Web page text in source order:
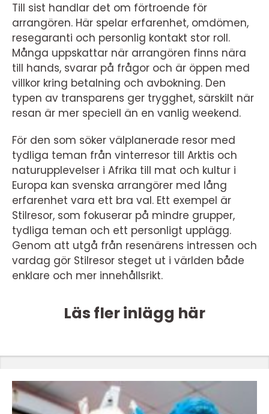
Till sist handlar det om förtroende för
arrangören. Här spelar erfarenhet, omdömen,
resegaranti och personlig kontakt stor roll.
Många uppskattar när arrangören finns nära
till hands, svarar på frågor och är öppen med
villkor kring betalning och avbokning. Den
typen av transparens ger trygghet, särskilt när
resan är mer speciell än en vanlig weekend.
För den som söker välplanerade resor med
tydliga teman från vinterresor till Arktis och
naturupplevelser i Afrika till mat och kultur i
Europa kan svenska arrangörer med lång
erfarenhet vara ett bra val. Ett exempel är
Stilresor, som fokuserar på mindre grupper,
tydliga teman och ett personligt upplägg.
Genom att utgå från resenärens intressen och
vardag gör Stilresor steget ut i världen både
enklare och mer innehållsrikt.
Läs fler inlägg här